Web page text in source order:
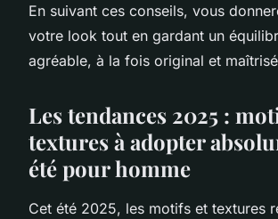
En suivant ces conseils, vous
votre look tout en gardant un
agréable, à la fois original et
Les tendances 2025 :
textures à adopter
été pour homme
Cet été 2025, les motifs et textures